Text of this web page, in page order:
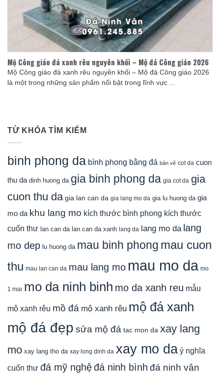
Mộ Công giáo đá xanh rêu nguyên khối – Mộ đá Công giáo 2026
Mộ Công giáo đá xanh rêu nguyên khối – Mộ đá Công giáo 2026
là một trong những sản phẩm nổi bật trong lĩnh vực ...
TỪ KHÓA TÌM KIẾM
binh phong da bình phong bằng đá bản vẽ cot da cuon
thu da dinh huong da gia binh phong da gia cot da gia
cuon thu da gia lan can da gia lang mo da gia lu huong da gia
mo da khu lang mo kích thước bình phong kích thước
cuốn thư lan can da lan can da xanh lang da lang mo da lang
mo dep lu huong da mau binh phong mau cuon
thu mau lan can da mau lang mo mau mo da mo
1 mai mo da ninh binh mo da xanh reu mẫu
mộ xanh rêu mồ đá mộ xanh rêu mộ đá xanh
mộ đá đẹp sửa mộ đá tac mon da xay lang
mo xay lang tho da xay long dinh da xay mo da ý nghĩa
cuốn thư đá mỹ nghệđá ninh bình đá ninh vân